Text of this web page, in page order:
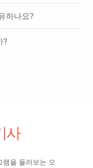
하나요?
?
사